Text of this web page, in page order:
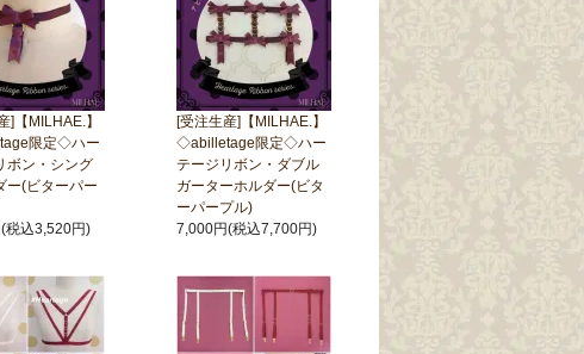
]【MILHAE.】
限定◇ハー
ボン・シング
ー(ビターパー
税込3,520円)
[受注生産]【MILHAE.】
◇abilletage限定◇ハー
テージリボン・ダブル
ガーターホルダー(ビタ
ーパープル)
7,000円(税込7,700円)